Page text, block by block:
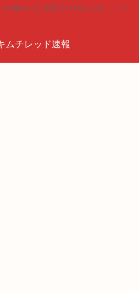
た時のように火照りだす5chまとめニュース
ムチレッド速報